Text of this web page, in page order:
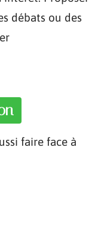
débats ou des
faire face à